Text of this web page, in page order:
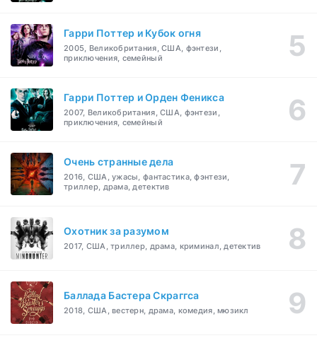
Гарри Поттер и Кубок огня
2005, Великобритания, США, фэнтези,
приключения, семейный
Гарри Поттер и Орден Феникса
2007, Великобритания, США, фэнтези,
приключения, семейный
Очень странные дела
2016, США, ужасы, фантастика, фэнтези,
триллер, драма, детектив
Охотник за разумом
2017, США, триллер, драма, криминал, детектив
Баллада Бастера Скраггса
2018, США, вестерн, драма, комедия, мюзикл